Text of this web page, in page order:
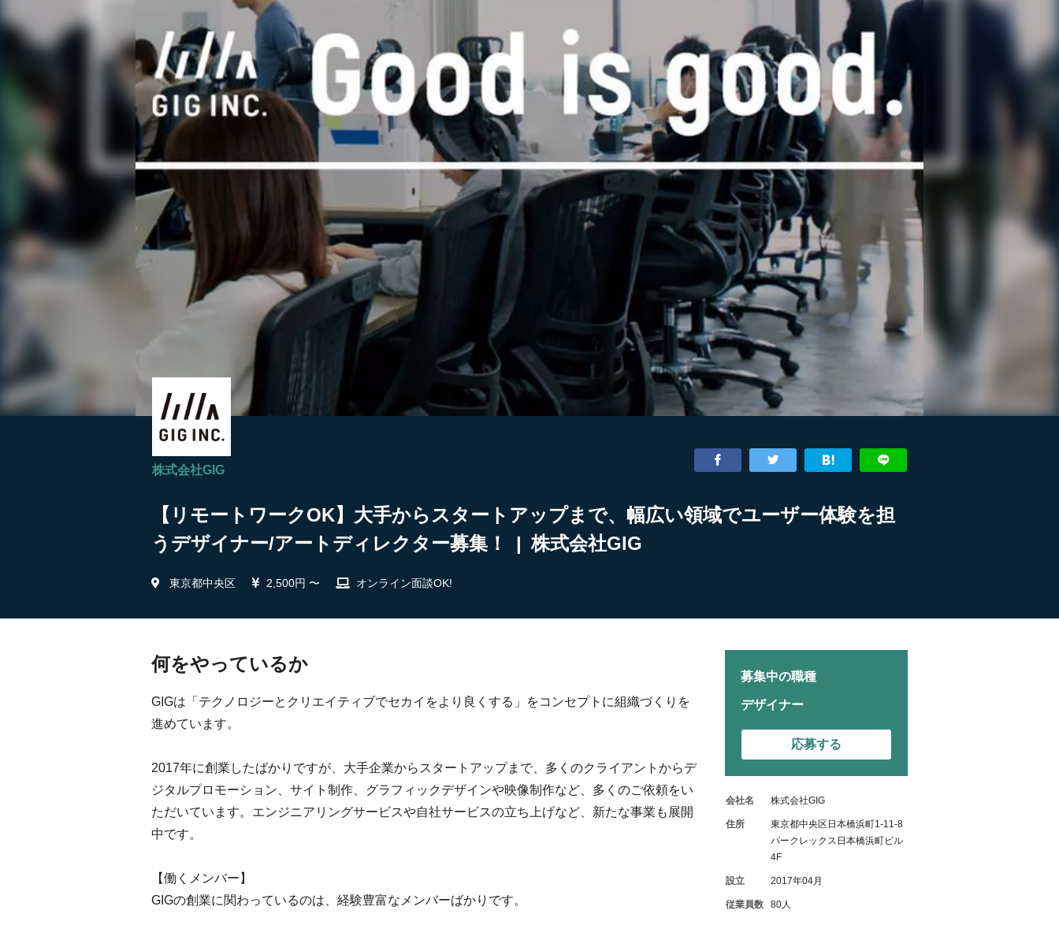
株式会社GIG
【リモートワークOK】大手からスタートアップまで、幅広い領域でユーザー体験を担
うデザイナー/アートディレクター募集！ | 株式会社GIG
東京都中央区 2,500円 〜 オンライン面談OK!
何をやっているか
GIGは「テクノロジーとクリエイティブでセカイをより良くする」をコンセプトに組織づくりを
進めています。
2017年に創業したばかりですが、大手企業からスタートアップまで、多くのクライアントからデ
ジタルプロモーション、サイト制作、グラフィックデザインや映像制作など、多くのご依頼をい
ただいています。エンジニアリングサービスや自社サービスの立ち上げなど、新たな事業も展開
中です。
【働くメンバー】
GIGの創業に関わっているのは、経験豊富なメンバーばかりです。
募集中の職種
デザイナー
応募する
会社名 株式会社GIG
住所
東京都中央区日本橋浜町1-11-8
パークレックス日本橋浜町ビル
4F
設立 2017年04月
従業員数 80人